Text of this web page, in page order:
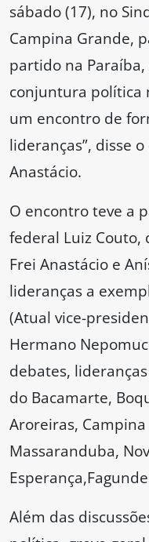
sábado (17), no
Campina Grande,
partido na
conjuntura política
um encontro de
lideranças”, disse
Anastácio.
O encontro teve a
federal Luiz Couto,
Frei Anastácio e
lideranças a
(Atual vice-
Hermano
debates,
do Bacamarte,
Aroreiras,
Massaranduba,
Além das